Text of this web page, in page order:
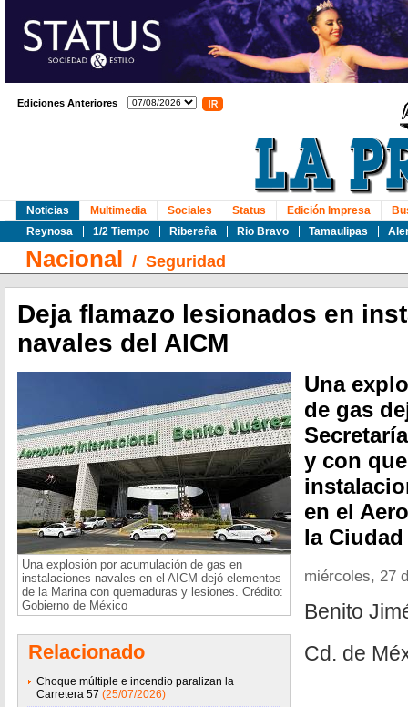
Ediciones Anteriores
Noticias
Reynosa
1/2 Tiempo Ribereña Rio Bravo Tamaulipas
Multimedia Sociales Status Edición Impresa
Nacional / Seguridad
Deja flamazo lesionados en
navales del AICM
Una explosión por acumulación de gas en
instalaciones navales en el AICM dejó elementos
de la Marina con quemaduras y lesiones. Crédito:
Gobierno de México
Relacionado
Choque múltiple e incendio paralizan la
Carretera 57 (25/07/2026)
Una
de gas
y con
en el
la
miércoles, 27
Benito
Cd. de